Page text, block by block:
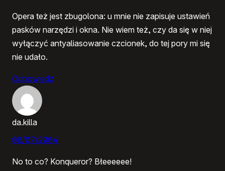
Opera też jest zbugolona: u mnie nie zapisuje ustawień
pasków narzędzi i okna. Nie wiem też, czy da się w niej
wyłączyć antyaliasowanie czcionek, do tej pory mi się
nie udało.
Odpowiedz
da.killa
08/07/2004
No to co? Konqueror? Błeeeeee!